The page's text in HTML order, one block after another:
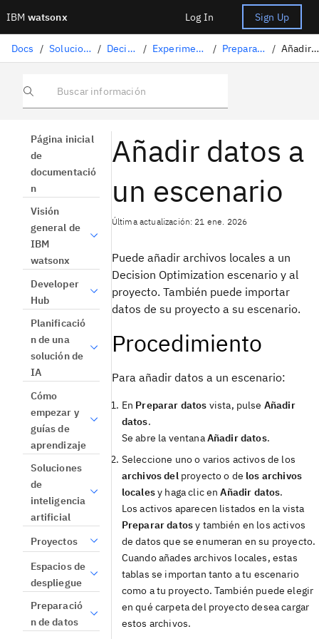
IBM watsonx Log In Sign Up
Docs / Soluciones de ciencia de datos / Decision Optimization / Experimentos de Decision Optimization / Preparación de datos de entrada / Añadir datos a un escenario
Buscar información
Página inicial
de
documentació
n
Visión
general de
IBM
watsonx
Developer
Hub
Planificació
n de una
solución de
IA
Cómo
empezar y
guías de
aprendizaje
Soluciones
de
inteligencia
artificial
Proyectos
Espacios de
despliegue
Preparació
n de datos
Añadir datos a
un escenario
Última actualización: 21 ene. 2026
Puede añadir archivos locales a un
Decision Optimization escenario y al
proyecto. También puede importar
datos de su proyecto a su escenario.
Procedimiento
Para añadir datos a un escenario:
En Preparar datos vista, pulse Añadir
datos.
Se abre la ventanaAñadir datos.
Seleccione uno o varios activos de los
archivos delproyecto o de los archivos
localesy haga clic enAñadir datos.
Los activos aparecen listados en la vista
Preparar datosy también en los activos
de datos que se enumeran en su proyecto.
Cuando añades archivos locales, estas
tablas se importan tanto a tu escenario
como a tu proyecto. También puede elegir
en qué carpeta del proyecto desea cargar
estos archivos.